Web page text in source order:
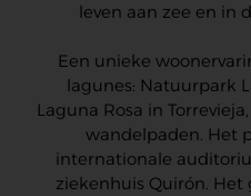
leven aan zee en in
Een unieke
lagunes: Natuurpark
Laguna Rosa in
wandelpaden. Het
internationale
ziekenhuis Quirón.